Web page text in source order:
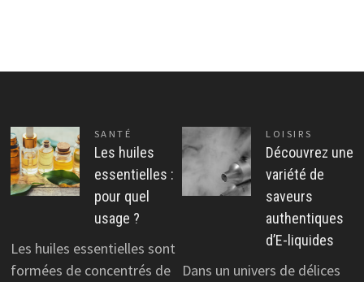
SANTÉ
Les huiles
essentielles :
pour quel
usage ?
Les huiles essentielles sont
formées de concentrés de
LOISIRS
Découvrez une
variété de
saveurs
authentiques
d’E-liquides
Dans un univers de délices